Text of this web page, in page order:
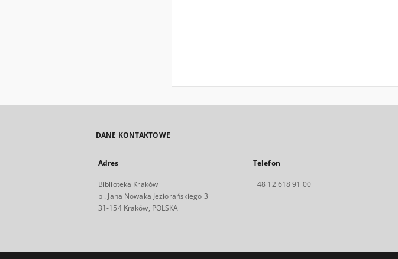
DANE KONTAKTOWE
Adres
Biblioteka Kraków
pl. Jana Nowaka Jeziorańskiego 3
31-154 Kraków, POLSKA
Telefon
+48 12 618 91 00